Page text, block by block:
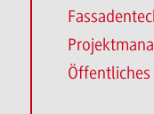
Öffentliches